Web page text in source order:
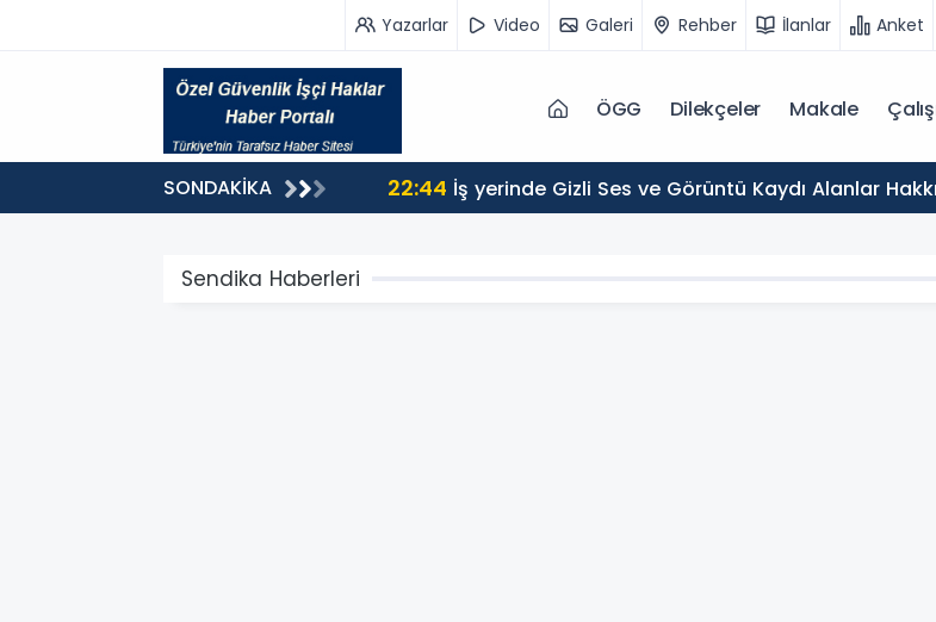
Yazarlar Video Galeri Rehber İlanlar Anket
ÖGG Dilekçeler Makale
SONDAKİKA 22:44 İş yerinde Gizli Ses ve Görüntü Kaydı Alanlar
Sendika Haberleri